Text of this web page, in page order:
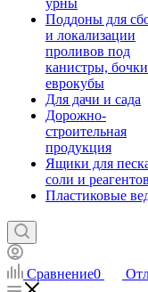
урны
Поддоны для
и локализации
проливов под
канистры,
еврокубы
Для дачи и сада
Дорожно-
строительная
продукция
Ящики для
соли и реагентов
Пластиковые
Сравнение0